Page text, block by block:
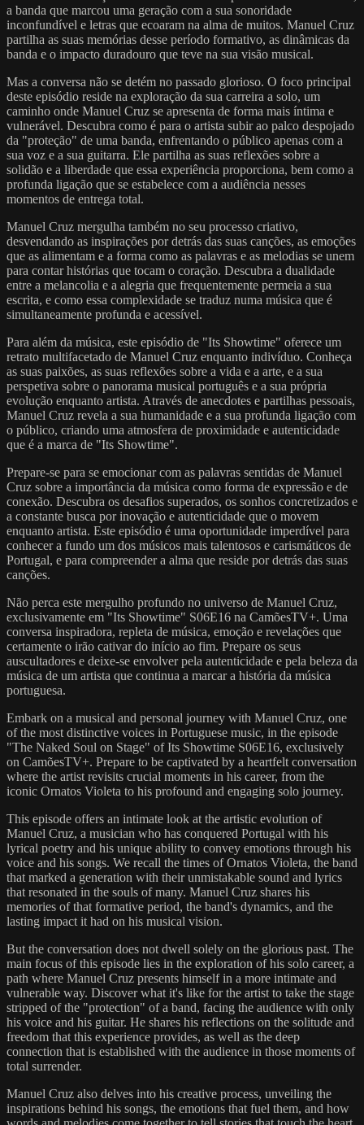
a banda que marcou uma geração com a sua sonoridade
inconfundível e letras que ecoaram na alma de muitos. Manuel Cruz
partilha as suas memórias desse período formativo, as dinâmicas da
banda e o impacto duradouro que teve na sua visão musical.
Mas a conversa não se detém no passado glorioso. O foco principal
deste episódio reside na exploração da sua carreira a solo, um
caminho onde Manuel Cruz se apresenta de forma mais íntima e
vulnerável. Descubra como é para o artista subir ao palco despojado
da "proteção" de uma banda, enfrentando o público apenas com a
sua voz e a sua guitarra. Ele partilha as suas reflexões sobre a
solidão e a liberdade que essa experiência proporciona, bem como a
profunda ligação que se estabelece com a audiência nesses
momentos de entrega total.
Manuel Cruz mergulha também no seu processo criativo,
desvendando as inspirações por detrás das suas canções, as emoções
que as alimentam e a forma como as palavras e as melodias se unem
para contar histórias que tocam o coração. Descubra a dualidade
entre a melancolia e a alegria que frequentemente permeia a sua
escrita, e como essa complexidade se traduz numa música que é
simultaneamente profunda e acessível.
Para além da música, este episódio de "Its Showtime" oferece um
retrato multifacetado de Manuel Cruz enquanto indivíduo. Conheça
as suas paixões, as suas reflexões sobre a vida e a arte, e a sua
perspetiva sobre o panorama musical português e a sua própria
evolução enquanto artista. Através de anecdotes e partilhas pessoais,
Manuel Cruz revela a sua humanidade e a sua profunda ligação com
o público, criando uma atmosfera de proximidade e autenticidade
que é a marca de "Its Showtime".
Prepare-se para se emocionar com as palavras sentidas de Manuel
Cruz sobre a importância da música como forma de expressão e de
conexão. Descubra os desafios superados, os sonhos concretizados e
a constante busca por inovação e autenticidade que o movem
enquanto artista. Este episódio é uma oportunidade imperdível para
conhecer a fundo um dos músicos mais talentosos e carismáticos de
Portugal, e para compreender a alma que reside por detrás das suas
canções.
Não perca este mergulho profundo no universo de Manuel Cruz,
exclusivamente em "Its Showtime" S06E16 na CamõesTV+. Uma
conversa inspiradora, repleta de música, emoção e revelações que
certamente o irão cativar do início ao fim. Prepare os seus
auscultadores e deixe-se envolver pela autenticidade e pela beleza da
música de um artista que continua a marcar a história da música
portuguesa.
Embark on a musical and personal journey with Manuel Cruz, one
of the most distinctive voices in Portuguese music, in the episode
"The Naked Soul on Stage" of Its Showtime S06E16, exclusively
on CamõesTV+. Prepare to be captivated by a heartfelt conversation
where the artist revisits crucial moments in his career, from the
iconic Ornatos Violeta to his profound and engaging solo journey.
This episode offers an intimate look at the artistic evolution of
Manuel Cruz, a musician who has conquered Portugal with his
lyrical poetry and his unique ability to convey emotions through his
voice and his songs. We recall the times of Ornatos Violeta, the band
that marked a generation with their unmistakable sound and lyrics
that resonated in the souls of many. Manuel Cruz shares his
memories of that formative period, the band's dynamics, and the
lasting impact it had on his musical vision.
But the conversation does not dwell solely on the glorious past. The
main focus of this episode lies in the exploration of his solo career, a
path where Manuel Cruz presents himself in a more intimate and
vulnerable way. Discover what it's like for the artist to take the stage
stripped of the "protection" of a band, facing the audience with only
his voice and his guitar. He shares his reflections on the solitude and
freedom that this experience provides, as well as the deep
connection that is established with the audience in those moments of
total surrender.
Manuel Cruz also delves into his creative process, unveiling the
inspirations behind his songs, the emotions that fuel them, and how